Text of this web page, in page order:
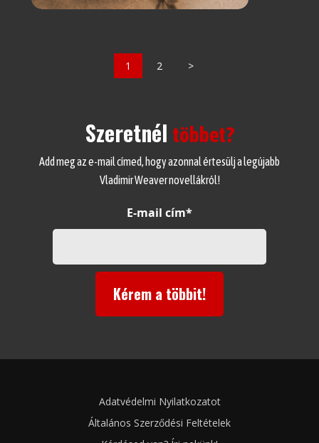
1 2 >
Szeretnél többet?
Add meg az e-mail címed, hogy azonnal értesülj a legújabb
Vladimir Weaver novellákról!
E-mail cím*
Kérem a többit!
Adatvédelmi Nyilatkozatot
Általános Szerződési Feltételek